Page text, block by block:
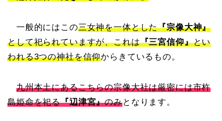
一般的にはこの三女神を一体とした『宗像大神』
として祀られていますが、これは『三宮信仰』とい
われる3つの神社を信仰からきているもの。
九州本土にあるこちらの宗像大社は厳密には市杵
島姫命を祀る『辺津宮』のみとなります。